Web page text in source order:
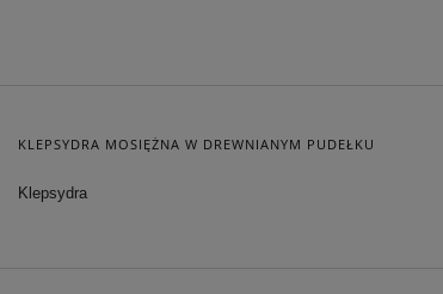
KLEPSYDRA MOSIĘŻNA W DREWNIANYM PUDEŁKU
Klepsydra